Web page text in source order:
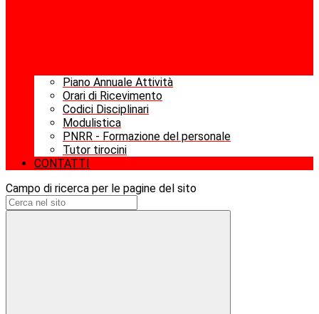
Piano Annuale Attività
Orari di Ricevimento
Codici Disciplinari
Modulistica
PNRR - Formazione del personale
Tutor tirocini
CONTATTI
Campo di ricerca per le pagine del sito